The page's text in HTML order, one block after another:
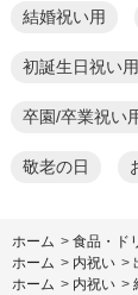
結婚祝い用
初誕生日祝い用
卒園/卒業祝い
敬老の日
ホーム > 食品・ド
ホーム > 内祝い >
ホーム > 内祝い >